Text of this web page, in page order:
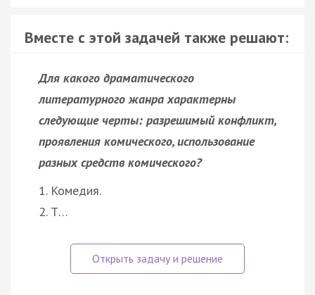
Вместе с этой задачей также решают:
Для какого драматического
литературного жанра характерны
следующие черты: разрешимый конфликт,
проявления комического, использование
разных средств комического?
1. Комедия.
2. Т…